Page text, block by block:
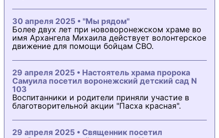
30 апреля 2025 • "Мы рядом"
Более двух лет при нововоронежском храме во
имя Архангела Михаила действует волонтерское
движение для помощи бойцам СВО.
29 апреля 2025 • Настоятель храма пророка
Самуила посетил воронежский детский сад N
103
Воспитанники и родители приняли участие в
благотворительной акции "Пасха красная".
29 апреля 2025 • Священник посетил